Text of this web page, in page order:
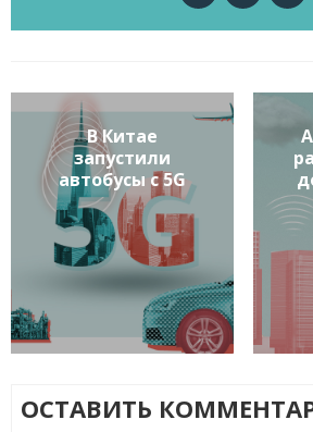
В Китае
запустили
автобусы с 5G
ОСТАВИТЬ